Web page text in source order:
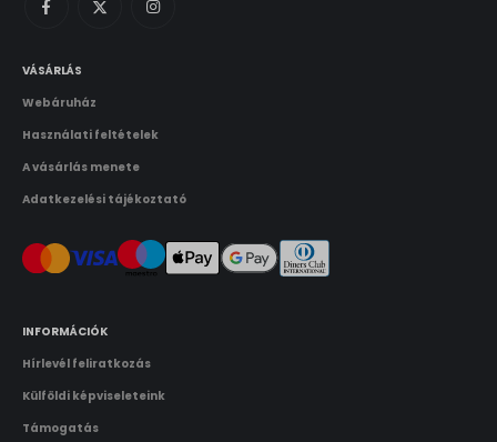
VÁSÁRLÁS
Webáruház
Használati feltételek
A vásárlás menete
Adatkezelési tájékoztató
INFORMÁCIÓK
Hírlevél feliratkozás
Külföldi képviseleteink
Támogatás